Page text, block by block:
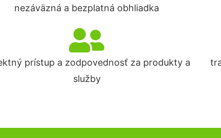
nezáväzná a bezplatná obhliadka
prístup a zodpovednosť za produkty a
služby